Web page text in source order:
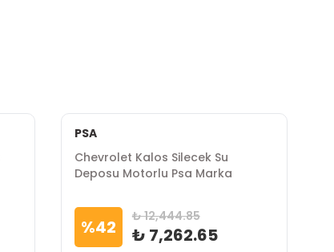
PSA
Chevrolet Kalos Silecek Su
Deposu Motorlu Psa Marka
%42 ₺ 12,444.85
₺ 7,262.65